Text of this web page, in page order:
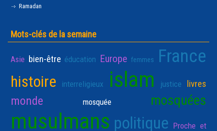
Ramadan
Mots-clés de la semaine
Asie bien-être éducation Europe femmes France
histoire interreligieux islam justice livres
monde mosquée mosquées
musulmans politique Proche et